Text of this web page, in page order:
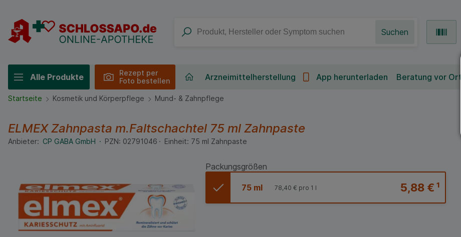
Suchen
Alle Produkte
Rezept per
Foto bestellen
Arzneimittelherstellung App herunterladen Beratung vor Ort
Startseite Kosmetik und Körperpflege Mund- & Zahnpflege
ELMEX Zahnpasta m.Faltschachtel 75 ml Zahnpaste
Anbieter: CP GABA GmbH PZN: 02791046 Einheit: 75 ml Zahnpaste
Packungsgrößen
75 ml 5,88 €¹
78,40 € pro 1 l